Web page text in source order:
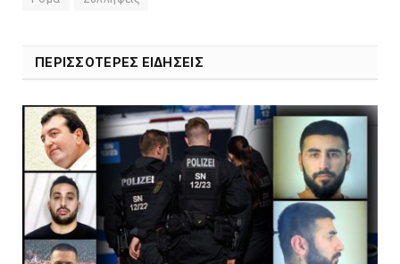
09.07.2026 | 09:19
αστυνομικούς
08.07.2026 | 22:30
Ομαδικός βιασμός 19χρονης στο
Α.Τ. Ομονοίας: Ο Εισαγγελέας
πρότεινε την αθώωση των
αστυνομικών
ΠΕΡΙΣΣΟΤΕΡΕΣ ΕΙΔΗΣΕΙΣ